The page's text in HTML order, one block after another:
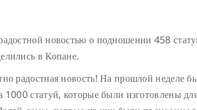
новостью о подношении 458
в Копане.
радостная новость! На прошлой неделе
1000 статуй, которые были изготовлены